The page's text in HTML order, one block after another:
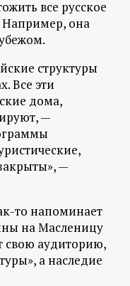
все русское
Например, она
структуры
Все эти
дома,
—
—
то напоминает
на Масленицу
свою аудиторию,
а наследие